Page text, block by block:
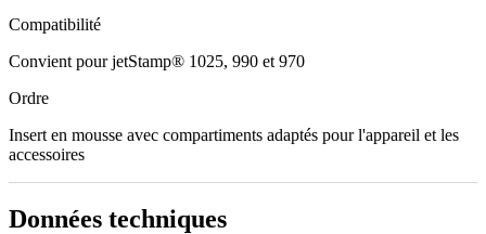
Compatibilité
Convient pour jetStamp® 1025, 990 et 970
Ordre
Insert en mousse avec compartiments adaptés pour l'appareil et les
accessoires
Données techniques